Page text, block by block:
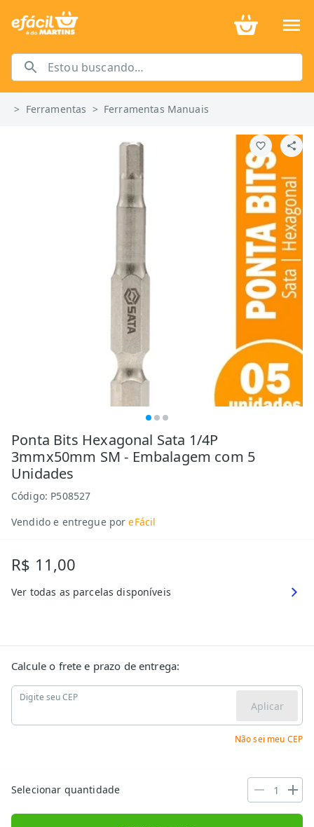
> Ferramentas > Ferramentas Manuais
Ponta Bits Hexagonal Sata 1/4P
3mmx50mm SM - Embalagem com 5
Unidades
Código: P508527
Vendido e entregue por eFácil
R$ 11,00
Ver todas as parcelas disponíveis
Calcule o frete e prazo de entrega:
Digite seu CEP
Aplicar
Não sei meu CEP
Selecionar quantidade